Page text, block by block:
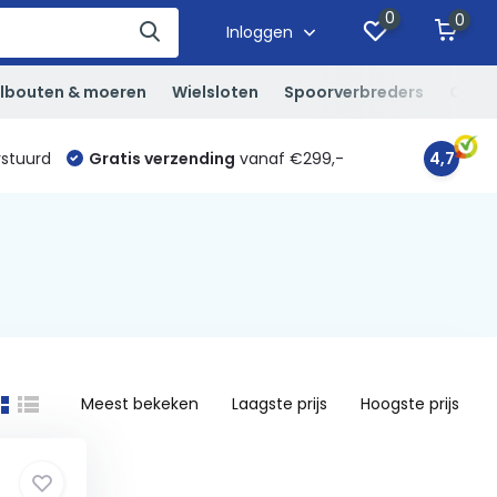
Inloggen
0 0
& moeren Wielsloten Spoorverbreders
Gratis verzending vanaf €299,- 4,7
Meest bekeken Laagste prijs Hoogste prijs